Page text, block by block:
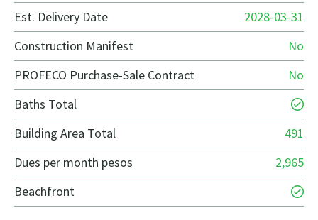
Est. Delivery Date
2028-03-31
Construction Manifest
No
PROFECO Purchase-Sale Contract
No
Baths Total
Building Area Total
491
Dues per month pesos
2,965
Beachfront